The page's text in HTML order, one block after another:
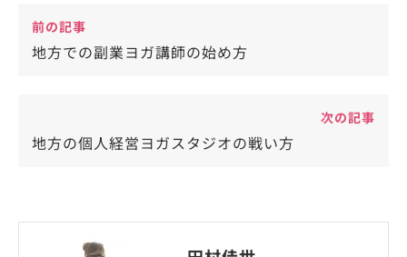
前の記事
地方での副業ヨガ講師の始め方
次の記事
地方の個人経営ヨガスタジオの戦い方